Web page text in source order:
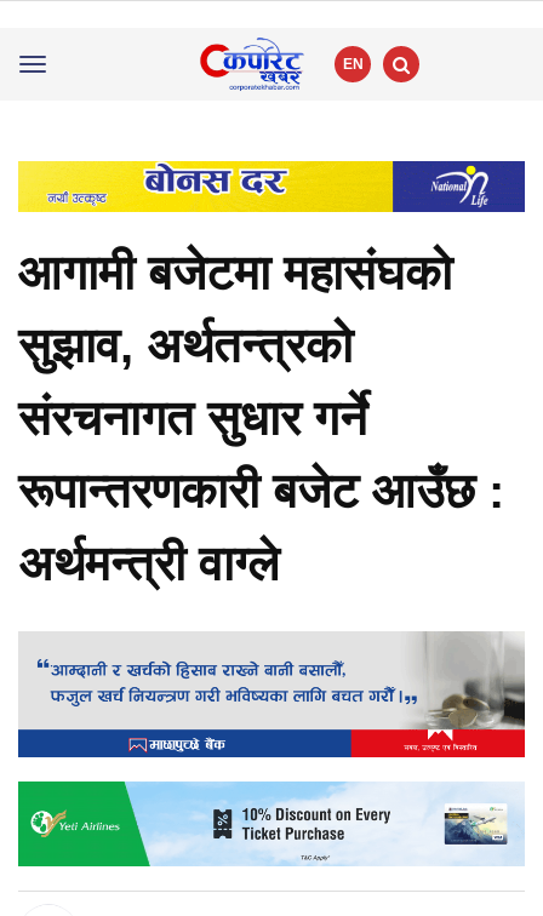
Toggle
EN
आगामी बजेटमा महासंघको
सुझाव, अर्थतन्त्रको
संरचनागत सुधार गर्ने
रूपान्तरणकारी बजेट आउँछ :
अर्थमन्त्री वाग्ले